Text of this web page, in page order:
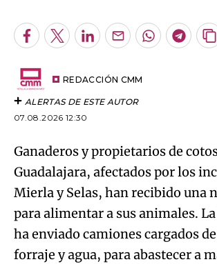
Facebook
TwitterLinkedInEnviarWhatsapp
REDACCIÓN CMM
ALERTAS DE ESTE AUTOR
07.08.2026 12:30
Ganaderos y propietarios de
Guadalajara, afectados por los
Mierla y Selas, han recibido una
para alimentar a sus animales.
ha enviado camiones cargados
forraje y agua, para abastecer a